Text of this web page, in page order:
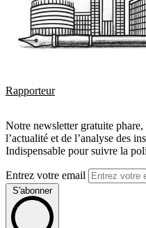
Rapporteur
Notre newsletter gratuite
l’actualité et de l’analyse des
Indispensable pour suivre la
Entrez votre email
S'abonner